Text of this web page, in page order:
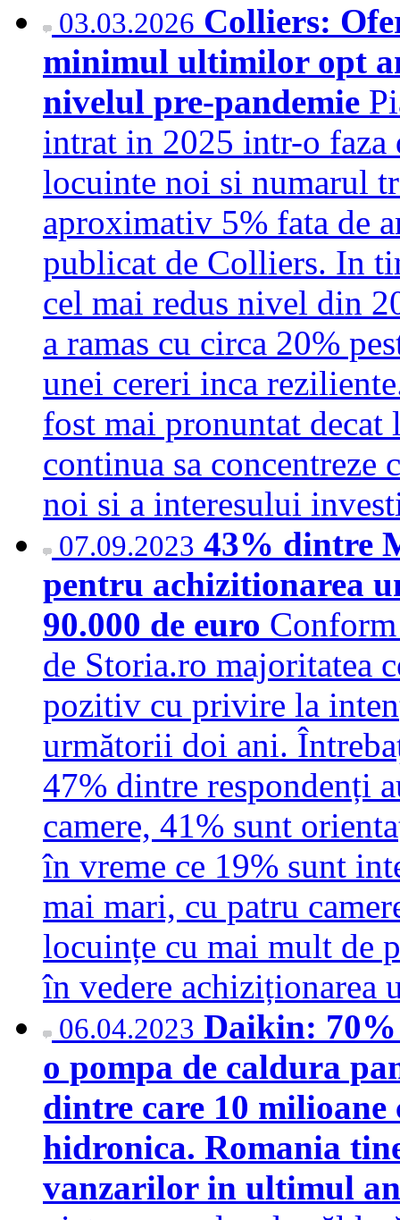
03.03.2026 Colliers:
minimul ultimilor opt
nivelul pre-pandemie
intrat in 2025 intr-o faza
locuinte noi si numarul
aproximativ 5% fata de
publicat de Colliers. In
cel mai redus nivel din
a ramas cu circa 20%
unei cereri inca
fost mai pronuntat
continua sa concentreze
noi si a interesului
07.09.2023 43% dintre
pentru achizitionarea
90.000 de euro
de Storia.ro majoritatea
pozitiv cu privire la
următorii doi ani.
47% dintre respondenți
camere, 41% sunt
în vreme ce 19% sunt
mai mari, cu patru
locuințe cu mai mult de
în vedere
06.04.2023 Daikin:
o pompa de caldura
dintre care 10
hidronica. Romania
vanzarilor in ultimul